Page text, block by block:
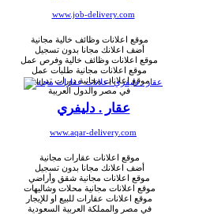
www.job-delivery.com
موقع اعلانات وظائف خالية مجانية
أضف اعلانك مجانا بدون تسجيل
موقع اعلانات وظائف خالية وفرص عمل
موقع اعلانات مجانية طلبات عمل
موقع اعلانات مجانية دورات تدريبية
في مصر والدول العربية
عقار . دليفري
www.aqar-delivery.com
موقع اعلانات عقارات مجانية
أضف اعلانك مجانا بدون تسجيل
موقع اعلانات مجانية شقق وأراضي
موقع اعلانات مجانية محلات وشاليهات
موقع اعلانات عقارات للبيع او للإيجار
في مصر والمملكة العربية السعودية